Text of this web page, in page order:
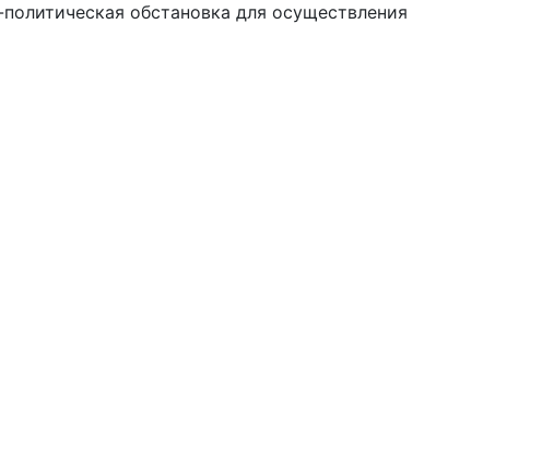
обстановка для осуществления